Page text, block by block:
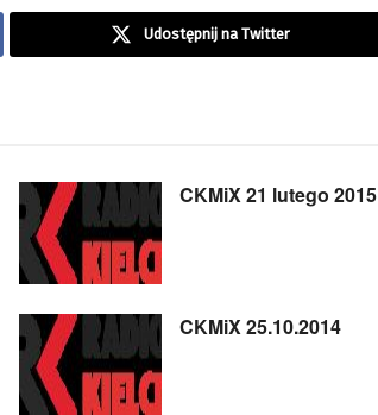
Udostępnij na Twitter
CKMiX 21 lutego 2015
CKMiX 25.10.2014